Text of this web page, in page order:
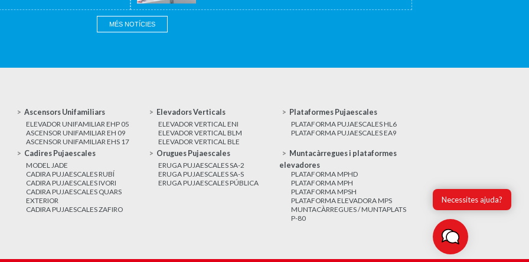
MÉS NOTÍCIES
Ascensors Unifamiliars
ELEVADOR UNIFAMILIAR EHP 05
ASCENSOR UNIFAMILIAR EH 09
ASCENSOR UNIFAMILIAR EHS 17
Elevadors Verticals
ELEVADOR VERTICAL ENI
ELEVADOR VERTICAL BLM
ELEVADOR VERTICAL BLE
Plataformes Pujaescales
PLATAFORMA PUJAESCALES HL6
PLATAFORMA PUJAESCALES EA9
Cadires Pujaescales
MODEL JADE
CADIRA PUJAESCALES RUBÍ
CADIRA PUJAESCALES IVORI
CADIRA PUJAESCALES QUARS
EXTERIOR
CADIRA PUJAESCALES ZAFIRO
Orugues Pujaescales
ERUGA PUJAESCALES SA-2
ERUGA PUJAESCALES SA-S
ERUGA PUJAESCALES PÚBLICA
Muntacàrregues i plataformes
elevadores
PLATAFORMA MPHD
PLATAFORMA MPH
PLATAFORMA MPSH
PLATAFORMA ELEVADORA MPS
MUNTACÀRREGUES / MUNTAPLATS
P-80
Necessites ajuda?